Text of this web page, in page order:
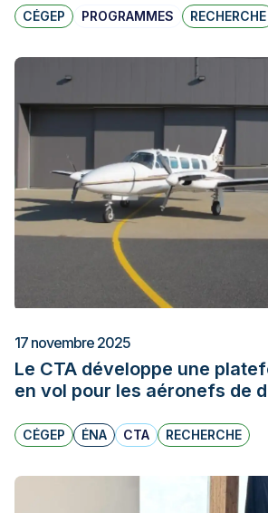
CÉGEP PROGRAMMES RECHERCHE
17 novembre 2025
Le CTA développe une
en vol pour les aéronefs de
CÉGEP ÉNA CTA RECHERCHE